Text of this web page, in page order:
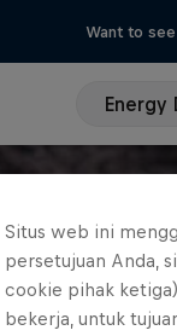
Want to
Energy
Situs web ini
persetujuan Anda,
cookie pihak
bekerja, untuk